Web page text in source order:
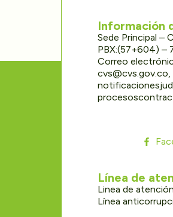
Información
Sede Principal –
PBX:(57+604) –
Correo
cvs@cvs.gov.co,
Línea de
Linea de
Línea